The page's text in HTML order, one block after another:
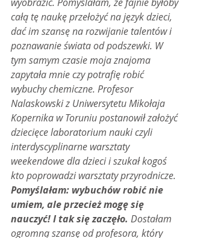
całą tę naukę przełożyć na język dzieci,
dać im szansę na rozwijanie talentów i
poznawanie świata od podszewki. W
tym samym czasie moja znajoma
zapytała mnie czy potrafię robić
wybuchy chemiczne. Profesor
Nalaskowski z Uniwersytetu Mikołaja
Kopernika w Toruniu postanowił założyć
dziecięce laboratorium nauki czyli
interdyscyplinarne warsztaty
weekendowe dla dzieci i szukał kogoś
kto poprowadzi warsztaty przyrodnicze.
Pomyślałam: wybuchów robić nie
umiem, ale przecież mogę się
nauczyć! I tak się zaczęło. Dostałam
ogromną szansę od profesora, który